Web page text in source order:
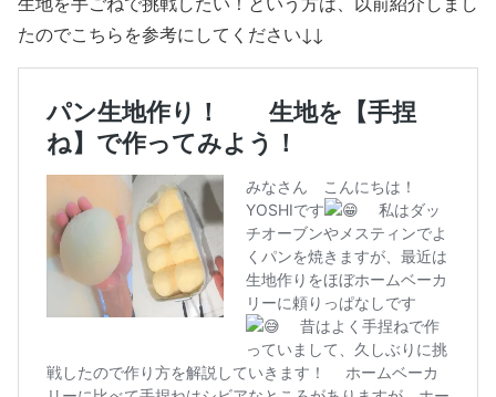
たのでこちらを参考にしてください↓↓